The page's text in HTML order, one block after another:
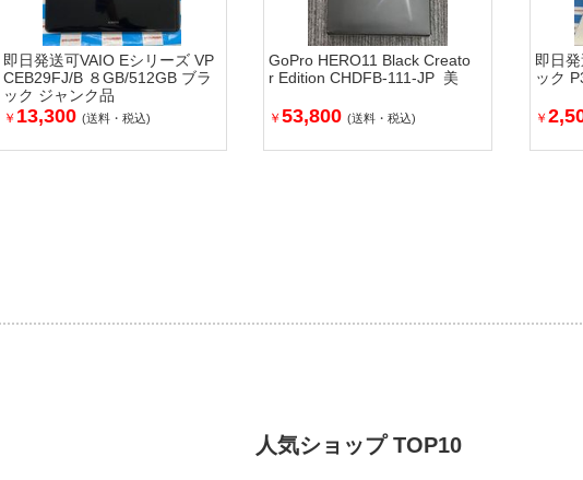
即日発送可VAIO Eシリーズ VP
CEB29FJ/B ８GB/512GB ブラ
ック ジャンク品
￥ 13,300 (送料・税込)
GoPro HERO11 Black Creato
r Edition CHDFB-111-JP 美
￥53,800(送料・税込)
即日
ック
￥
人気ショップ TOP10